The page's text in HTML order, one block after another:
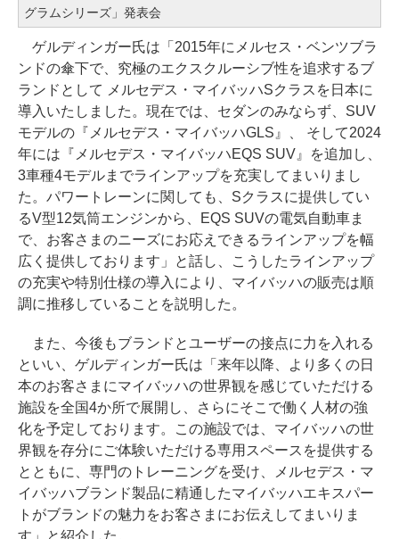
グラムシリーズ」発表会
ゲルディンガー氏は「2015年にメルセス・ベンツブラ
ンドの傘下で、究極のエクスクルーシブ性を追求するブ
ランドとして メルセデス・マイバッハSクラスを日本に
導入いたしました。現在では、セダンのみならず、SUV
モデルの『メルセデス・マイバッハGLS』、 そして2024
年には『メルセデス・マイバッハEQS SUV』を追加し、
3車種4モデルまでラインアップを充実してまいりまし
た。パワートレーンに関しても、Sクラスに提供してい
るV型12気筒エンジンから、EQS SUVの電気自動車ま
で、お客さまのニーズにお応えできるラインアップを幅
広く提供しております」と話し、こうしたラインアップ
の充実や特別仕様の導入により、マイバッハの販売は順
調に推移していることを説明した。
また、今後もブランドとユーザーの接点に力を入れる
といい、ゲルディンガー氏は「来年以降、より多くの日
本のお客さまにマイバッハの世界観を感じていただける
施設を全国4か所で展開し、さらにそこで働く人材の強
化を予定しております。この施設では、マイバッハの世
界観を存分にご体験いただける専用スペースを提供する
とともに、専門のトレーニングを受け、メルセデス・マ
イバッハブランド製品に精通したマイバッハエキスパー
トがブランドの魅力をお客さまにお伝えしてまいりま
す」と紹介した。